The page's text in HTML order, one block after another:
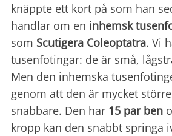
knäppte ett kort på som han
handlar om en inhemsk
som Scutigera Coleoptatra. Vi
tusenfotingar: de är små,
Men den inhemska
genom att den är mycket
snabbare. Den har 15 par ben
kropp kan den snabbt springa